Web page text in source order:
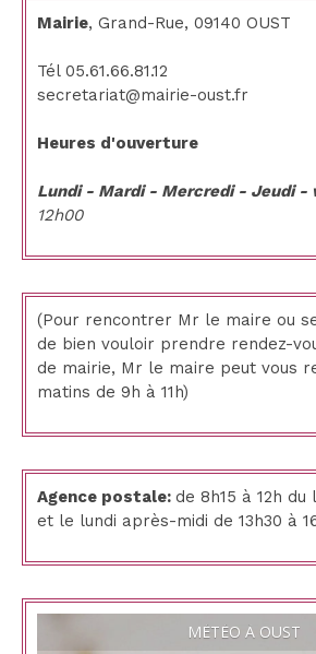
Mairie, Grand-Rue, 09140 OUST
Tél 05.61.66.81.12
secretariat@mairie-oust.fr
Heures d'ouverture
Lundi - Mardi - Mercredi - Jeudi -
12h00
(Pour rencontrer Mr le maire ou
de bien vouloir prendre rendez-
de mairie, Mr le maire peut vous
matins de 9h à 11h)
Agence postale: de 8h15 à 12h du
et le lundi après-midi de 13h30 à
MÉTÉO À OUST